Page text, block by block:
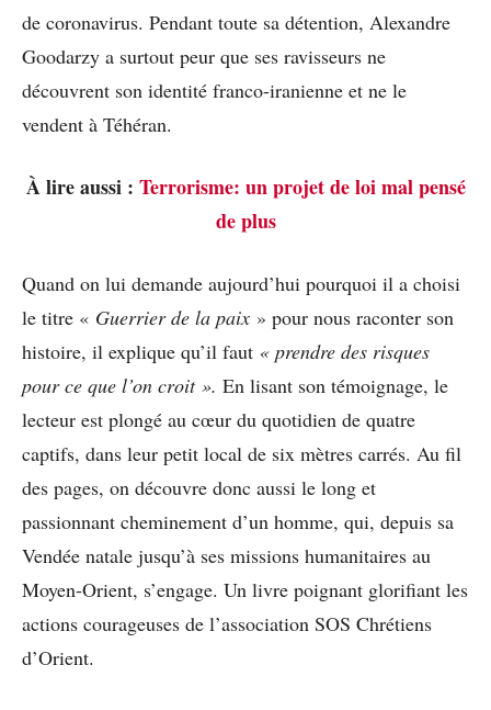
de coronavirus. Pendant toute sa détention, Alexandre
Goodarzy a surtout peur que ses ravisseurs ne
découvrent son identité franco-iranienne et ne le
vendent à Téhéran.
À lire aussi : Terrorisme: un projet de loi mal pensé
de plus
Quand on lui demande aujourd’hui pourquoi il a choisi
le titre « Guerrier de la paix » pour nous raconter son
histoire, il explique qu’il faut « prendre des risques
pour ce que l’on croit ». En lisant son témoignage, le
lecteur est plongé au cœur du quotidien de quatre
captifs, dans leur petit local de six mètres carrés. Au fil
des pages, on découvre donc aussi le long et
passionnant cheminement d’un homme, qui, depuis sa
Vendée natale jusqu’à ses missions humanitaires au
Moyen-Orient, s’engage. Un livre poignant glorifiant les
actions courageuses de l’association SOS Chrétiens
d’Orient.